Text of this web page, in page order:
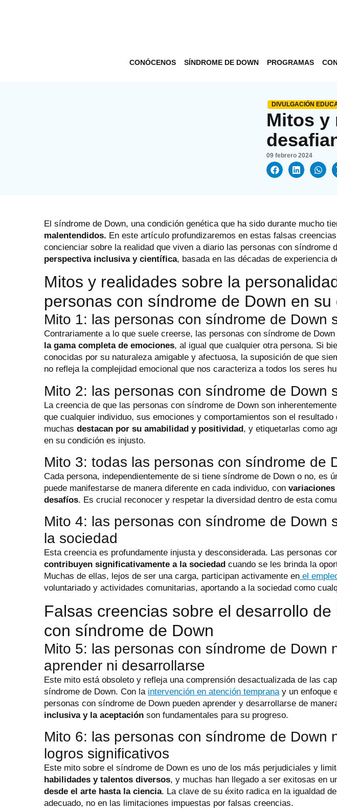
CONÓCENOS SÍNDROME DE DOWN PROGRAMAS
DIVULGACIÓN
Mitos y
09 febrero 2024
El síndrome de Down, una condición genética que ha sido durante mucho
malentendidos. En este artículo profundizaremos en estas falsas
concienciar sobre la realidad que viven a diario las personas con síndrome
perspectiva inclusiva y científica, basada en las décadas de experiencia
Mitos y realidades sobre la
personas con síndrome de Down en
Mito 1: las personas con síndrome de Down
Contrariamente a lo que suele creerse, las personas con síndrome de
la gama completa de emociones, al igual que cualquier otra persona. Si
conocidas por su naturaleza amigable y afectuosa, la suposición de que
no refleja la complejidad emocional que nos caracteriza a todos los seres
Mito 2: las personas con síndrome de Down
La creencia de que las personas con síndrome de Down son
que cualquier individuo, sus emociones y comportamientos son el
muchas destacan por su amabilidad y positividad, y etiquetarlas como
en su condición es injusto.
Mito 3: todas las personas con síndrome de
Cada persona, independientemente de si tiene síndrome de Down o no, es
puede manifestarse de manera diferente en cada individuo, con
desafíos. Es crucial reconocer y respetar la diversidad dentro de esta
Mito 4: las personas con síndrome de Down
la sociedad
Esta creencia es profundamente injusta y desconsiderada. Las personas
contribuyen significativamente a la sociedad cuando se les brinda la
Muchas de ellas, lejos de ser una carga, participan activamente en el
voluntariado y actividades comunitarias, aportando a la sociedad como
Falsas creencias sobre el desarrollo de
con síndrome de Down
Mito 5: las personas con síndrome de Down
aprender ni desarrollarse
Este mito está obsoleto y refleja una comprensión desactualizada de las
síndrome de Down. Con la intervención en atención tempranay un enfoque
personas con síndrome de Down pueden aprender y desarrollarse de
inclusiva y la aceptación son fundamentales para su progreso.
Mito 6: las personas con síndrome de Down
logros significativos
Este mito sobre el síndrome de Down es uno de los más perjudiciales y
habilidades y talentos diversos, y muchas han llegado a ser exitosas en
desde el arte hasta la ciencia. La clave de su éxito radica en la igualdad
adecuado, no en las limitaciones impuestas por falsas creencias.